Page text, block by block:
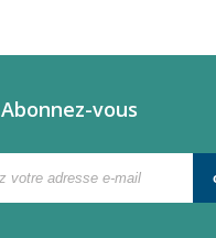
Abonnez-vous